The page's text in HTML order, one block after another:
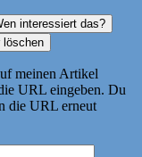
meinen Artikel
URL eingeben. Du
die URL erneut